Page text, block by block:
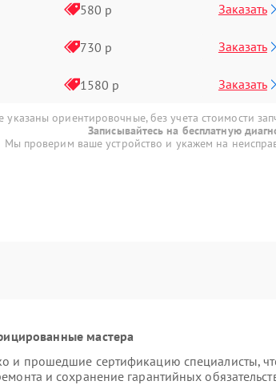
580 р Заказать
730 р Заказать
1580 р Заказать
указаны ориентировочные, без учета стоимости
Записывайтесь на бесплатную
Мы проверим ваше устройство и укажем на
мастера
и прошедшие сертификацию специалисты,
и сохранение гарантийных